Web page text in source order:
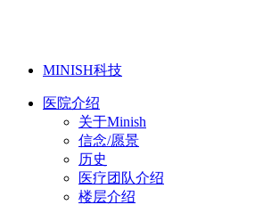
MINISH科技
医院介绍
关于Minish
信念/愿景
历史
医疗团队介绍
楼层介绍